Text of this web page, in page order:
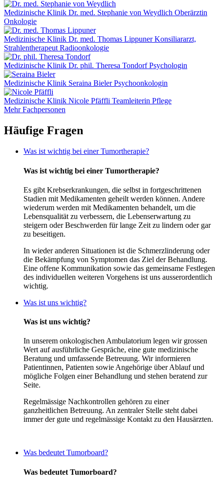
Medizinische Klinik Dr. med. Stephanie von Weydlich Oberärztin
Onkologie
Medizinische Klinik Dr. med. Thomas LippunerKonsiliararzt,
Strahlentherapeut Radioonkologie
Medizinische Klinik Dr. phil. Theresa TondorfPsychologin
Medizinische Klinik Seraina BielerPsychoonkologin
Medizinische Klinik Nicole Pfäffli Teamleiterin Pflege
Mehr Fachpersonen
Häufige Fragen
Was ist wichtig bei einer Tumortherapie?
Was ist wichtig bei einer Tumortherapie?
Es gibt Krebserkrankungen, die selbst in fortgeschrittenen
Stadien mit Medikamenten geheilt werden können. Andere
wiederum werden mit Medikamenten behandelt, um die
Lebensqualität zu verbessern, die Lebenserwartung zu
steigern oder Beschwerden für lange Zeit zu lindern oder gar
zu beseitigen.
In wieder anderen Situationen ist die Schmerzlinderung oder
die Bekämpfung von Symptomen das Ziel der Behandlung.
Eine offene Kommunikation sowie das gemeinsame Festlegen
des individuellen weiteren Vorgehens ist uns ausserordentlich
wichtig.
Was ist uns wichtig?
Was ist uns wichtig?
In unserem onkologischen Ambulatorium legen wir grossen
Wert auf ausführliche Gespräche, eine gute medizinische
Beratung und umfassende Betreuung. Wir informieren
Patientinnen, Patienten sowie Angehörige über Ablauf und
mögliche Folgen einer Behandlung und stehen beratend zur
Seite.
Regelmässige Nachkontrollen gehören zu einer
ganzheitlichen Betreuung. An zentraler Stelle steht dabei
immer der gute und regelmässige Kontakt zu den Hausärzten.
Was bedeutet Tumorboard?
Was bedeutet Tumorboard?